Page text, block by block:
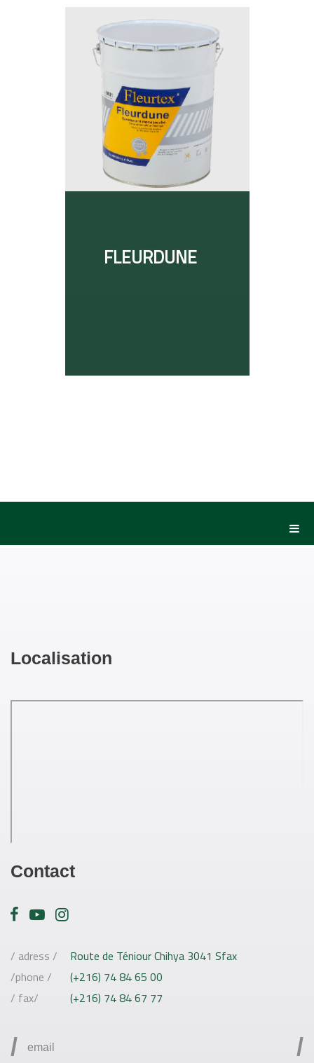
FLEURDUNE
Localisation
Contact
/ adress /
Route de Téniour Chihya 3041 Sfax
/phone /
(+216) 74 84 65 00
/ fax/
(+216) 74 84 67 77
/ /